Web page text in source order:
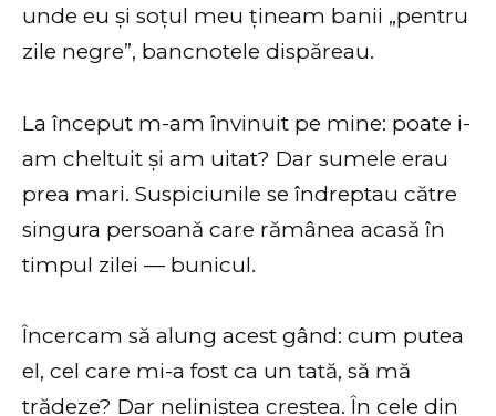
unde eu și soțul meu țineam banii „pentru
zile negre”, bancnotele dispăreau.
La început m-am învinuit pe mine: poate i-
am cheltuit și am uitat? Dar sumele erau
prea mari. Suspiciunile se îndreptau către
singura persoană care rămânea acasă în
timpul zilei — bunicul.
Încercam să alung acest gând: cum putea
el, cel care mi-a fost ca un tată, să mă
trădeze? Dar neliniștea creștea. În cele din